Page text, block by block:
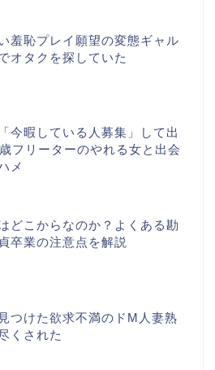
羞恥プレイ願望の変態ギャル
オタクを探していた
今暇している人募集」して出
フリーターのやれる女と出会
メ
どこからなのか？よくある勘
卒業の注意点を解説
つけた欲求不満のドM人妻熟
くされた